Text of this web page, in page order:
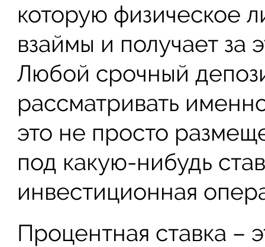
которую физическое
взаймы и получает за
Любой срочный
рассматривать
это не просто
под какую-нибудь
инвестиционная
Процентная ставка –